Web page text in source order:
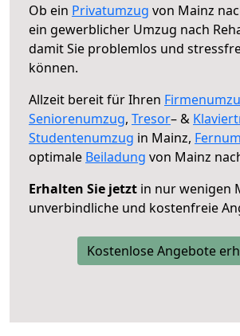
Ob ein Privatumzug von Mainz
ein gewerblicher Umzug nach
damit Sie problemlos und
können.
Allzeit bereit für Ihren
Seniorenumzug, Tresor– &
Studentenumzug in Mainz,
optimale Beiladung von Mainz
Erhalten Sie jetzt in nur wenigen
unverbindliche und kostenfreie
Kostenlose Angebote